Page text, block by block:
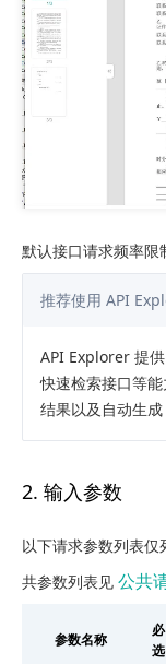
默认接口请求频率限
推荐使用 API
API Explorer 提
快速检索接口等
结果以及自动生成
2. 输入参数
以下请求参数列表
共参数列表见 公共
参数名称
必
选